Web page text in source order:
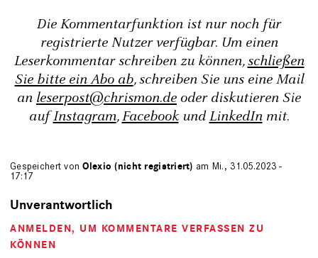
Die Kommentarfunktion ist nur noch für
registrierte Nutzer verfügbar. Um einen
Leserkommentar schreiben zu können,schließen
Sie bitte ein Abo ab, schreiben Sie uns eine Mail
an leserpost@chrismon.de oder diskutieren Sie
aufInstagram,FacebookundLinkedInmit.
Gespeichert vonOlexio (nicht registriert) am Mi., 31.05.2023 -
17:17
Unverantwortlich
ANMELDEN, UM KOMMENTARE VERFASSEN ZU
KÖNNEN